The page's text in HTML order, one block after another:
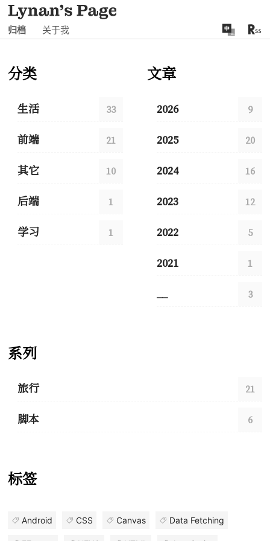
归档 关于我
分类
生活 33
前端 21
其它 10
后端 1
学习 1
文章
2026 9
2025 20
2024 16
2023 12
2022 5
2021 1
__ 3
系列
旅行 21
脚本 6
标签
Android CSS Canvas Data Fetching